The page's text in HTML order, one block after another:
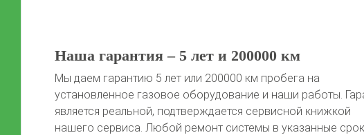
50 литров газа в подарок!
Автомобиль той марки, фото которого не представлены на
сайте, получает 50 литров газа после установки в подарок!
Автомобиль должен быть чистый, чтобы мы смогли сделать
красивые фото) Акция распространяется на […]
Previous